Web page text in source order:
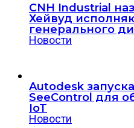
CNH Industrial
Хейвуд
генерального
Новости
Autodesk
SeeControl для
IoT
Новости